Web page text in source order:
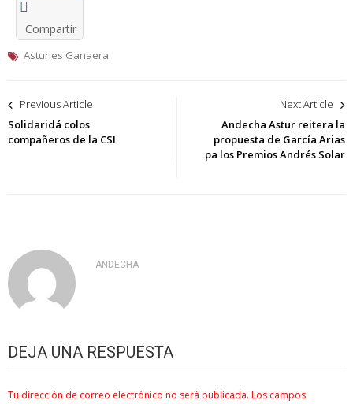
Compartir
Asturies Ganaera
Navegación
de
Previous Article
Solidaridá colos
compañeros de la CSI
Next Article
Andecha Astur reitera la
propuesta de García Arias
pa los Premios Andrés Solar
ANDECHA
DEJA UNA RESPUESTA
Tu dirección de correo electrónico no será publicada. Los campos